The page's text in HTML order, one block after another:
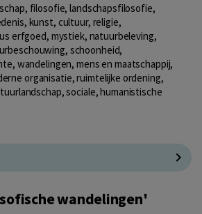
filosofie, landschapsfilosofie,
kunst, cultuur, religie,
erfgoed, mystiek, natuurbeleving,
schoonheid,
wandelingen, mens en maatschappij,
organisatie, ruimtelijke ordening,
sociale, humanistische
wandelingen'